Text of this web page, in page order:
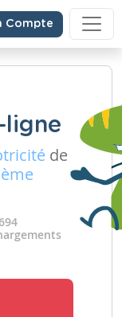
Compte
ligne
de